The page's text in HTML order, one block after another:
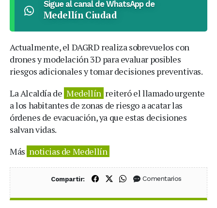
Sigue al canal de WhatsApp de
Medellín Ciudad
Actualmente, el DAGRD realiza sobrevuelos con
drones y modelación 3D para evaluar posibles
riesgos adicionales y tomar decisiones preventivas.
La Alcaldía de Medellín reiteró el llamado urgente
a los habitantes de zonas de riesgo a acatar las
órdenes de evacuación, ya que estas decisiones
salvan vidas.
Más noticias de Medellín
Compartir: Compartir en Facebook
Compartir en X (Twitter)
Compartir en WhatsApp
Comentarios